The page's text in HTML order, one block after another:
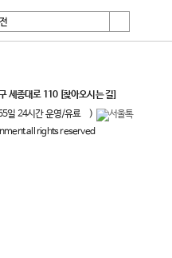
세종대로 110 [찾아오시는 길]
일 24시간 운영/유료
)
all rights reserved